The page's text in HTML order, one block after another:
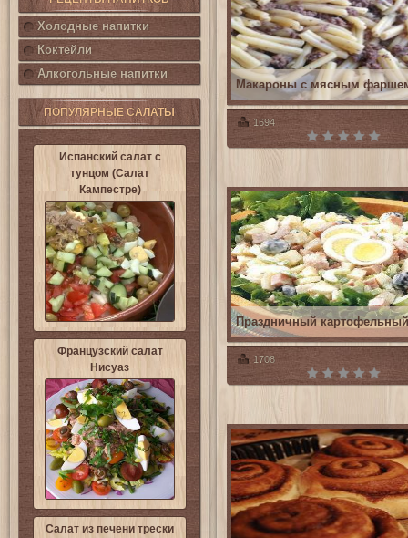
Холодные напитки
Коктейли
Алкогольные напитки
ПОПУЛЯРНЫЕ САЛАТЫ
Испанский салат с
тунцом (Салат
Кампестре)
Французский салат
Нисуаз
Салат из печени трески
1694
Макароны с мясным
1708
Праздничный картофельный